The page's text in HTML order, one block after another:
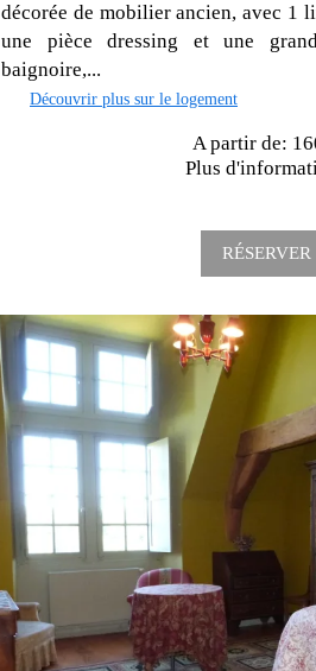
décorée de mobilier ancien, avec 1
une pièce dressing et une
baignoire,...
Découvrir plus sur le logement
A partir de:
Plus
RÉSERVER